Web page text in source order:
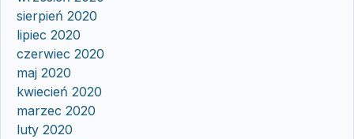
sierpień 2020
lipiec 2020
czerwiec 2020
maj 2020
kwiecień 2020
marzec 2020
luty 2020